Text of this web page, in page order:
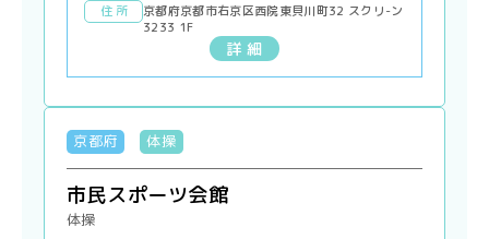
住 所
京都府京都市右京区西院東貝川町32 スクリ-ン
3233 1F
詳 細
京都府 体操
市民スポーツ会館
体操